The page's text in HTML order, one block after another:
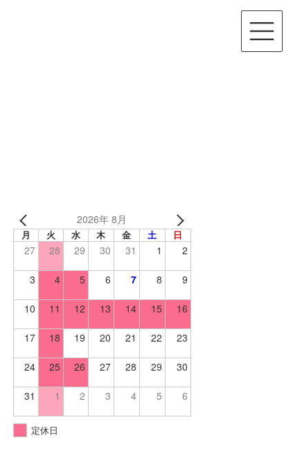
2026年 8月
月 火 水 木 金 土 日
27 28 29 30 31 1 2
3 4 5 6 7 8 9
10 11 12 13 14 15 16
17 18 19 20 21 22 23
24 25 26 27 28 29 30
31 1 2 3 4 5 6
定休日